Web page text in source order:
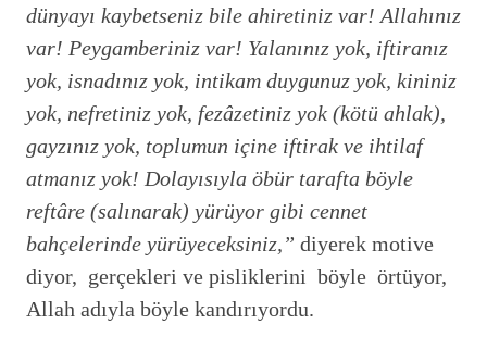
dünyayı kaybetseniz bile ahiretiniz var! Allahınız
var! Peygamberiniz var! Yalanınız yok, iftiranız
yok, isnadınız yok, intikam duygunuz yok, kininiz
yok, nefretiniz yok, fezâzetiniz yok (kötü ahlak),
gayzınız yok, toplumun içine iftirak ve ihtilaf
atmanız yok! Dolayısıyla öbür tarafta böyle
reftâre (salınarak) yürüyor gibi cennet
bahçelerinde yürüyeceksiniz,” diyerek motive
diyor, gerçekleri ve pisliklerini böyle örtüyor,
Allah adıyla böyle kandırıyordu.